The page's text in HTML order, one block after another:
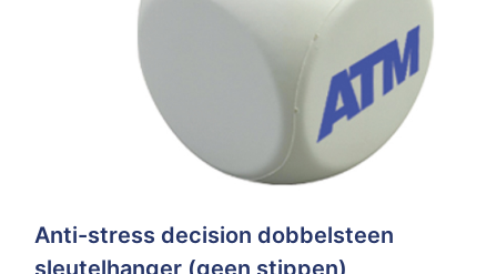
Anti-stress decision dobbelsteen
sleutelhanger (geen stippen)